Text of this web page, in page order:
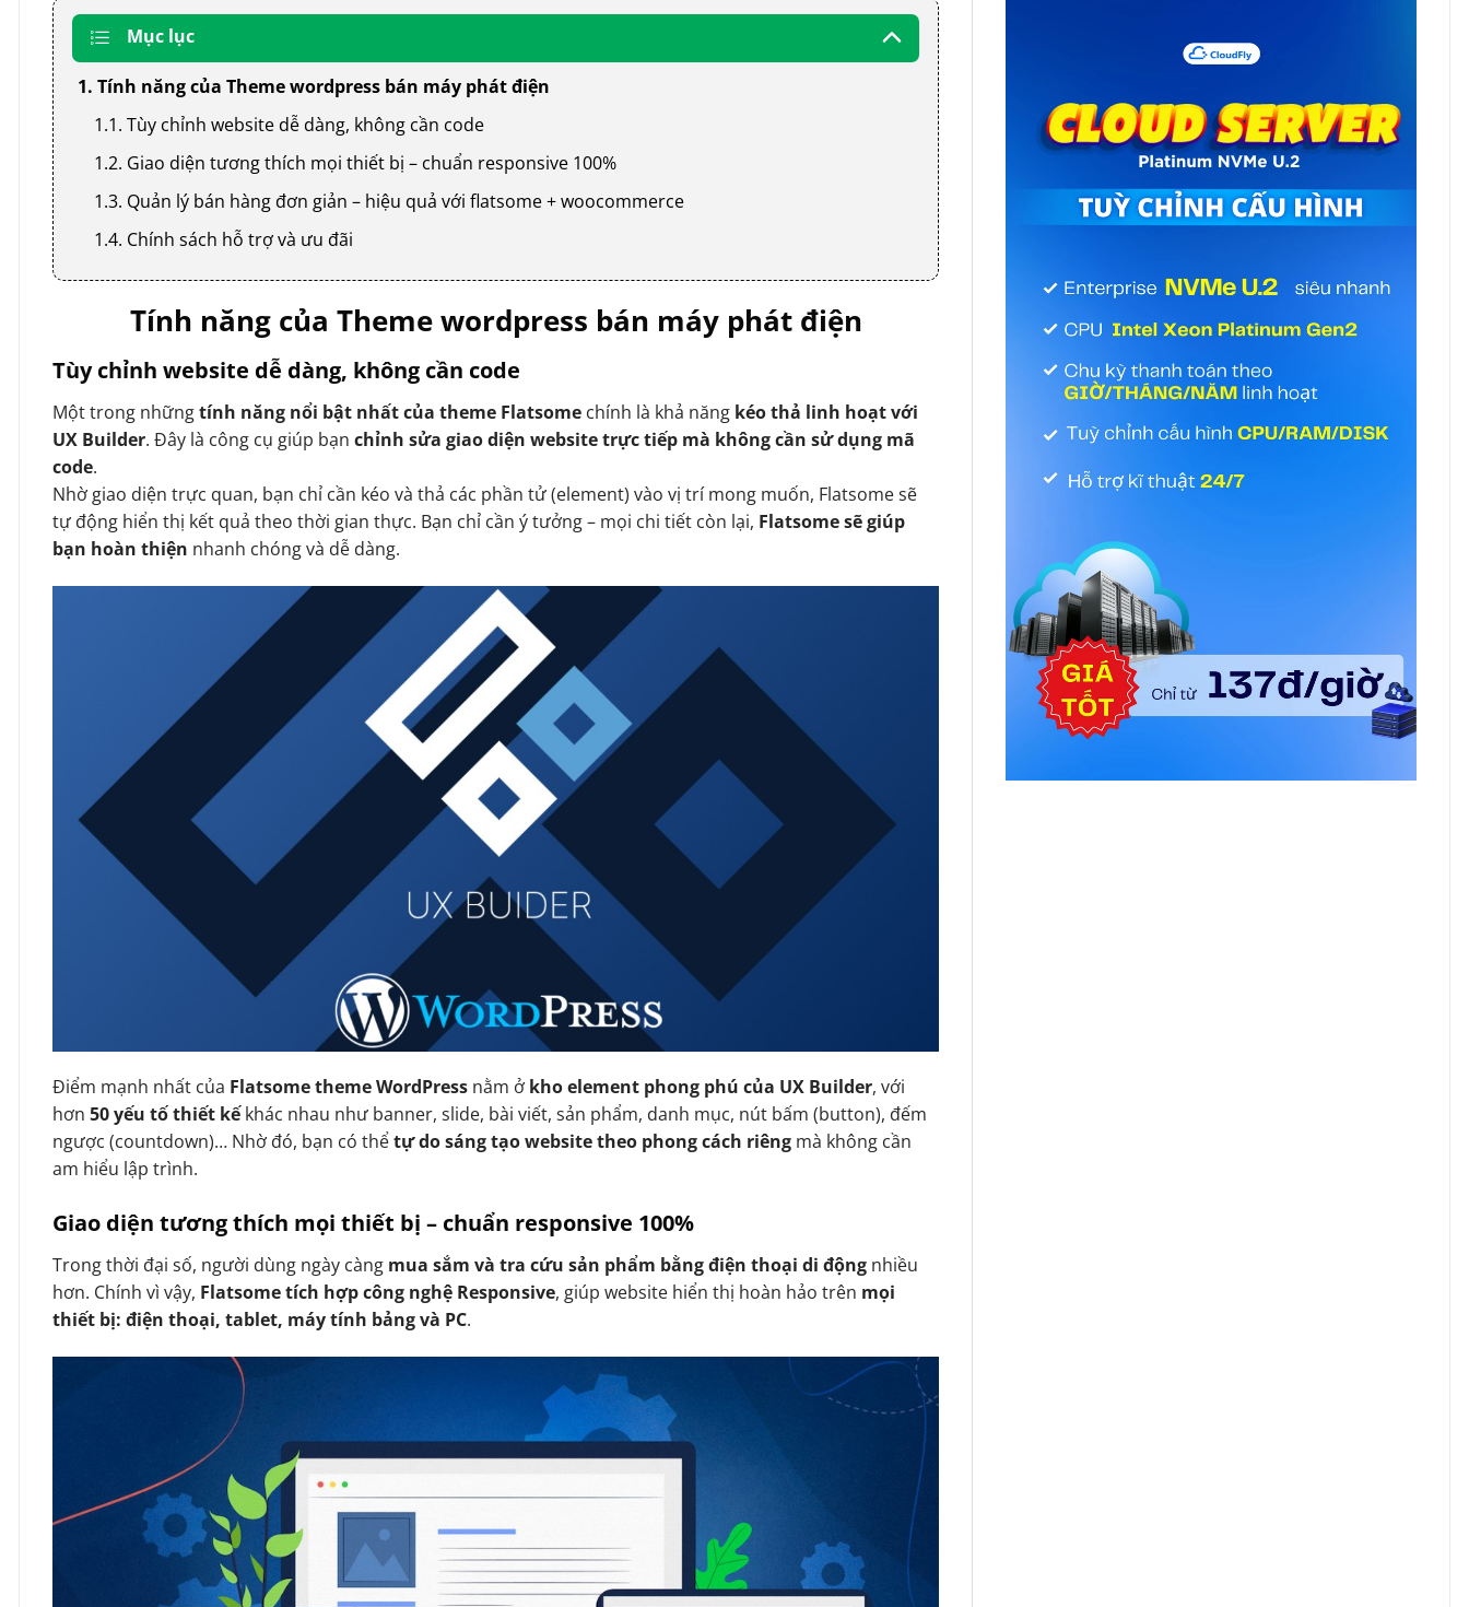
Mục lục
1. Tính năng của Theme wordpress bán máy phát điện
1.1. Tùy chỉnh website dễ dàng, không cần code
1.2. Giao diện tương thích mọi thiết bị – chuẩn responsive 100%
1.3. Quản lý bán hàng đơn giản – hiệu quả với flatsome + woocommerce
1.4. Chính sách hỗ trợ và ưu đãi
Tính năng của Theme wordpress bán máy phát điện
Tùy chỉnh website dễ dàng, không cần code
Một trong nhữngtính năng nổi bật nhất của theme Flatsome chính là khả năng kéo thả linh hoạt với
UX Builder. Đây là công cụ giúp bạn chỉnh sửa giao diện website trực tiếp mà không cần sử dụng mã
code.
Nhờ giao diện trực quan, bạn chỉ cần kéo và thả các phần tử (element) vào vị trí mong muốn, Flatsome sẽ
tự động hiển thị kết quả theo thời gian thực. Bạn chỉ cần ý tưởng – mọi chi tiết còn lại, Flatsome sẽ giúp
bạn hoàn thiện nhanh chóng và dễ dàng.
Điểm mạnh nhất của Flatsome theme WordPress nằm ở kho element phong phú của UX Builder, với
hơn 50 yếu tố thiết kếkhác nhau như banner, slide, bài viết, sản phẩm, danh mục, nút bấm (button), đếm
ngược (countdown)… Nhờ đó, bạn có thểtự do sáng tạo website theo phong cách riêng mà không cần
am hiểu lập trình.
Giao diện tương thích mọi thiết bị – chuẩn responsive 100%
Trong thời đại số, người dùng ngày càng mua sắm và tra cứu sản phẩm bằng điện thoại di động nhiều
hơn. Chính vì vậy, Flatsome tích hợp công nghệ Responsive, giúp website hiển thị hoàn hảo trên mọi
thiết bị: điện thoại, tablet, máy tính bảng và PC.